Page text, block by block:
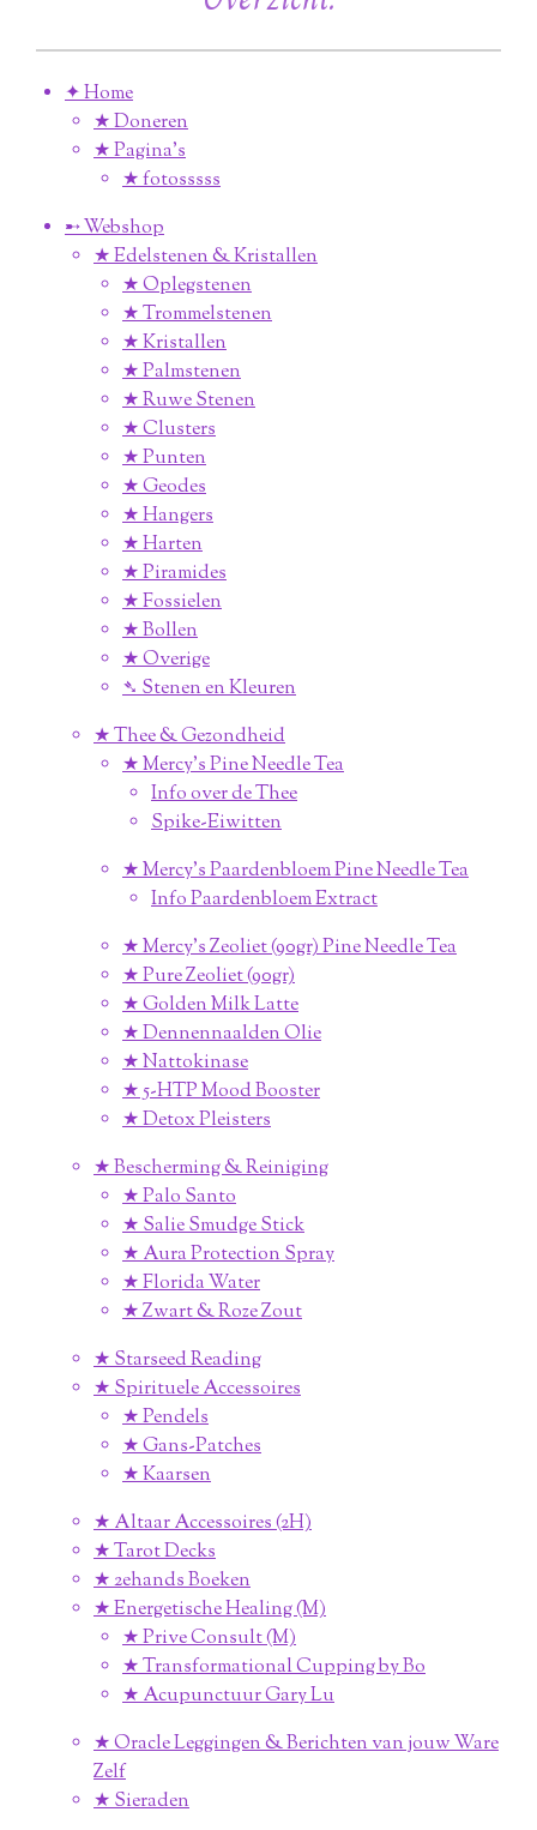
✦ Home
★ Doneren
★ Pagina’s
★ fotosssss
➸ Webshop
★ Edelstenen & Kristallen
★ Oplegstenen
★ Trommelstenen
★ Kristallen
★ Palmstenen
★ Ruwe Stenen
★ Clusters
★ Punten
★ Geodes
★ Hangers
★ Harten
★ Piramides
★ Fossielen
★ Bollen
★ Overige
➴ Stenen en Kleuren
★ Thee & Gezondheid
★ Mercy's Pine Needle Tea
Info over de Thee
Spike-Eiwitten
★ Mercy's Paardenbloem Pine Needle Tea
Info Paardenbloem Extract
★ Mercy's Zeoliet (90gr) Pine Needle Tea
★ Pure Zeoliet (90gr)
★ Golden Milk Latte
★ Dennennaalden Olie
★ Nattokinase
★ 5-HTP Mood Booster
★ Detox Pleisters
★ Bescherming & Reiniging
★ Palo Santo
★ Salie Smudge Stick
★ Aura Protection Spray
★ Florida Water
★ Zwart & Roze Zout
★ Starseed Reading
★ Spirituele Accessoires
★ Pendels
★ Gans-Patches
★ Kaarsen
★ Altaar Accessoires (2H)
★ Tarot Decks
★ 2ehands Boeken
★ Energetische Healing (M)
★ Prive Consult (M)
★ Transformational Cupping by Bo
★ Acupunctuur Gary Lu
★ Oracle Leggingen & Berichten van jouw Ware
Zelf
★ Sieraden